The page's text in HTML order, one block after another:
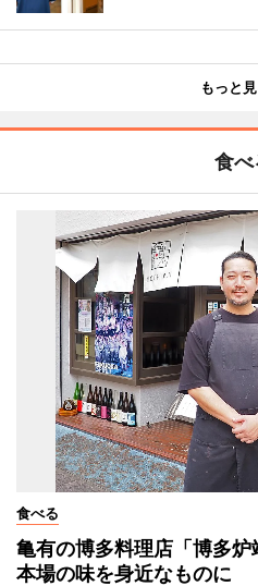
もっと
食べ
食べる
亀有の博多料理店「博多
本場の味を身近なものに